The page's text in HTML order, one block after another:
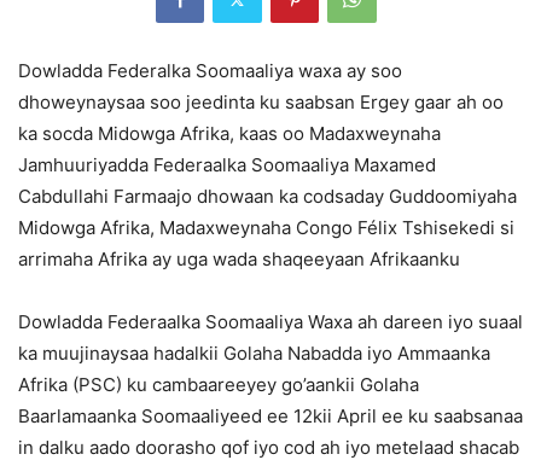
Dowladda Federalka Soomaaliya waxa ay soo
dhoweynaysaa soo jeedinta ku saabsan Ergey gaar ah oo
ka socda Midowga Afrika, kaas oo Madaxweynaha
Jamhuuriyadda Federaalka Soomaaliya Maxamed
Cabdullahi Farmaajo dhowaan ka codsaday Guddoomiyaha
Midowga Afrika, Madaxweynaha Congo Félix Tshisekedi si
arrimaha Afrika ay uga wada shaqeeyaan Afrikaanku
Dowladda Federaalka Soomaaliya Waxa ah dareen iyo suaal
ka muujinaysaa hadalkii Golaha Nabadda iyo Ammaanka
Afrika (PSC) ku cambaareeyey go’aankii Golaha
Baarlamaanka Soomaaliyeed ee 12kii April ee ku saabsanaa
in dalku aado doorasho qof iyo cod ah iyo metelaad shacab